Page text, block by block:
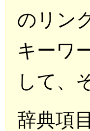
のリン
キーワ
して、
辞典項